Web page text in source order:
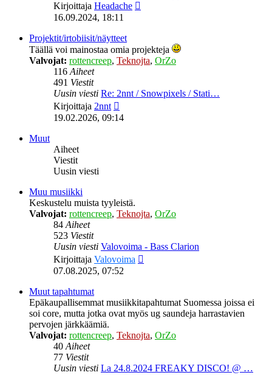
Kirjoittaja Headache
16.09.2024, 18:11
Projektit/irtobiisit/näytteet
Täällä voi mainostaa omia projekteja
Valvojat: rottencreep, Teknojta, OrZo
116Aiheet
491 Viestit
Uusin viesti Re: 2nnt / Snowpixels / Stati…
Kirjoittaja 2nnt
uusin
19.02.2026, 09:14
Muut
Aiheet
Viestit
Uusin viesti
Muu musiikki
Keskustelu muista tyyleistä.
Valvojat: rottencreep, Teknojta, OrZo
84Aiheet
523 Viestit
Uusin viesti Valovoima - Bass Clarion
Kirjoittaja Valovoima
07.08.2025, 07:52
Muut tapahtumat
Epäkaupallisemmat musiikkitapahtumat Suomessa joissa ei
soi core, mutta jotka ovat myös ug saundeja harrastavien
pervojen järkkäämiä.
Valvojat: rottencreep, Teknojta, OrZo
40Aiheet
77 Viestit
Uusin viesti La 24.8.2024 FREAKY DISCO! @ …